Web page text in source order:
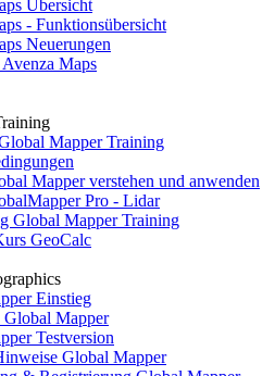
Übersicht
- Funktionsübersicht
Neuerungen
Maps
Mapper Training
Mapper verstehen und anwenden
Pro - Lidar
Global Mapper Training
GeoCalc
Einstieg
Mapper
Testversion
Global Mapper